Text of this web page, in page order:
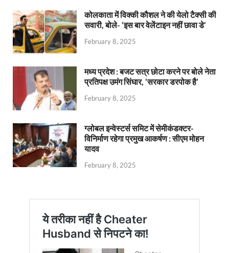
कोलकाता में विक्की कौशल ने की येलो टैक्सी की
सवारी, बोले- ‘इस बार वेलेंटाइन नहीं छावा डे’
February 8, 2025
मध्य प्रदेश : बजट सत्र छोटा करने पर बोले नेता
प्रतिपक्ष उमंग सिंघार, ‘सरकार डरपोक है’
February 8, 2025
ग्लोबल इन्वेस्टर्स समिट में सेमीकंडक्टर-
विनिर्माण रहेगा प्रमुख आकर्षण : सीएम मोहन
यादव
February 8, 2025